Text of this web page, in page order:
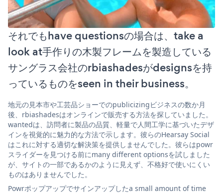
それでもhave questionsの場合は、take a
look at手作りの木製フレームを製造している
サングラス会社のrbiashadesがdesignsを持
っているものをseen in their business。
地元の見本市や工芸品ショーでのpublicizingビジネスの数か月
後、rbiashadesはオンラインで販売する方法を探していました。
wantedは、訪問者に製品の品質、軽量で人間工学に基づいたデザ
インを視覚的に魅力的な方法で示します。彼らのHearsay Social
はこれに対する適切な解決策を提供しませんでした。彼らはpowr
スライダーを見つける前にmany different optionsを試しました
が、サイトの一部であるかのように見えず、不格好で使いにくい
ものはありませんでした。
Powrポップアップでサインアップしたa small amount of time